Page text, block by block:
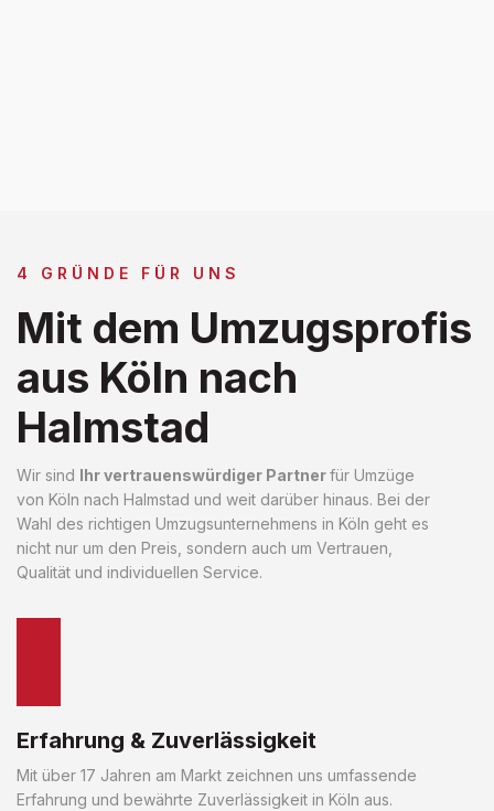
4 GRÜNDE FÜR UNS
Mit dem Umzugsprofis
aus Köln nach
Halmstad
Wir sind Ihr vertrauenswürdiger Partnerfür Umzüge
von Köln nach Halmstad und weit darüber hinaus. Bei der
Wahl des richtigen Umzugsunternehmens in Köln geht es
nicht nur um den Preis, sondern auch um Vertrauen,
Qualität und individuellen Service.
Erfahrung & Zuverlässigkeit
Mit über 17 Jahren am Markt zeichnen uns umfassende
Erfahrung und bewährte Zuverlässigkeit in Köln aus.